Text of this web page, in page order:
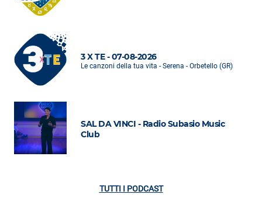
3 X TE - 07-08-2026
Le canzoni della tua vita - Serena - Orbetello (GR)
SAL DA VINCI - Radio Subasio Music
Club
TUTTI I PODCAST